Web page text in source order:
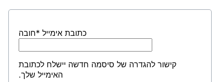
כתובת אימייל*חובה
קישור להגדרה של סיסמה חדשה יישלח לכתובת
האימייל שלך.